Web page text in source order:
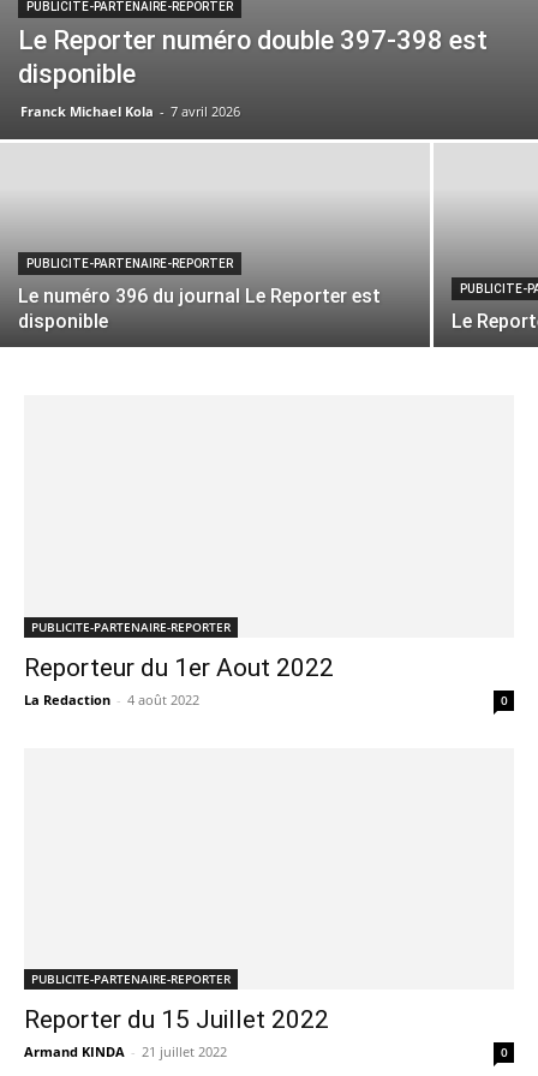
PUBLICITE-PARTENAIRE-REPORTER
Le Reporter numéro double 397-398 est
disponible
Franck Michael Kola - 7 avril 2026
PUBLICITE-PARTENAIRE-REPORTER
Le numéro 396 du journal Le Reporter est
disponible
PUBLICITE-
Le
PUBLICITE-PARTENAIRE-REPORTER
Reporteur du 1er Aout 2022
La Redaction - 4 août 2022 0
PUBLICITE-PARTENAIRE-REPORTER
Reporter du 15 Juillet 2022
Armand KINDA - 21 juillet 2022 0